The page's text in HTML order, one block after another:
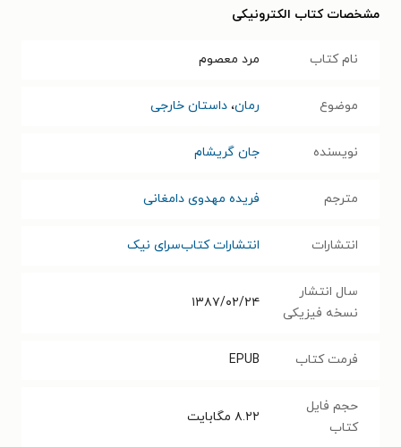
مشخصات کتاب الکترونیکی
نام کتاب مرد معصوم
موضوع رمان، داستان خارجی
نویسنده جان گریشام
مترجم فریده مهدوی دامغانی
انتشارات انتشارات کتاب‌سرای نیک
سال انتشار
نسخه فیزیکی
۱۳۸۷/۰۲/۲۴
فرمت کتاب EPUB
حجم فایل
کتاب
۸.۲۲ مگابایت